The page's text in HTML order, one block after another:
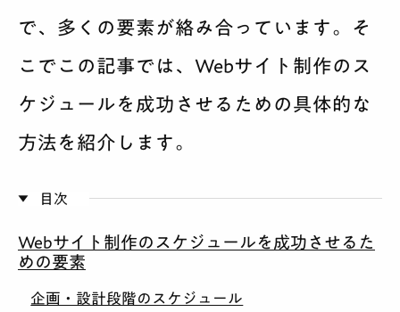
料金
制作実績
で、多くの要素が絡み合っています。そ
こでこの記事では、Webサイト制作のス
ケジュールを成功させるための具体的な
方法を紹介します。
目次
Webサイト制作のスケジュールを成功させるた
めの要素
企画・設計段階のスケジュール